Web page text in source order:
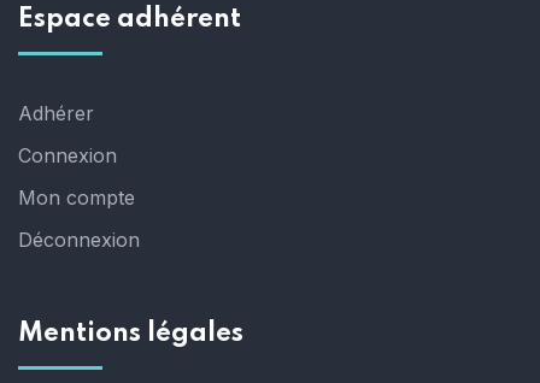
Espace adhérent
Adhérer
Connexion
Mon compte
Déconnexion
Mentions légales